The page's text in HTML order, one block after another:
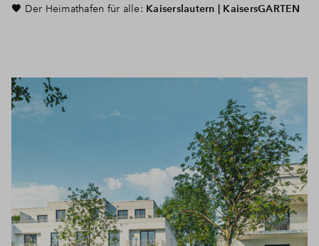
🧡 Der Heimathafen für alle: Kaiserslautern | KaisersGARTEN